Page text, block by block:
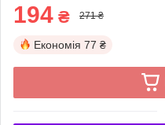
194 ₴ 271 ₴
Економія 77 ₴